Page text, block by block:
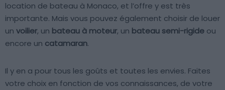
location de bateau à Monaco, et l’offre y est très
importante. Mais vous pouvez également choisir de louer
un voilier, un bateau à moteur, un bateau semi-rigide ou
encore un catamaran.
Il y en a pour tous les goûts et toutes les envies. Faites
votre choix en fonction de vos connaissances, de votre